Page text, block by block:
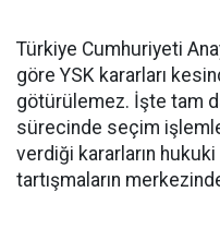
Türkiye Cumhuriyeti
göre YSK kararları
götürülemez. İşte tam
sürecinde seçim
verdiği kararların hukuki
tartışmaların